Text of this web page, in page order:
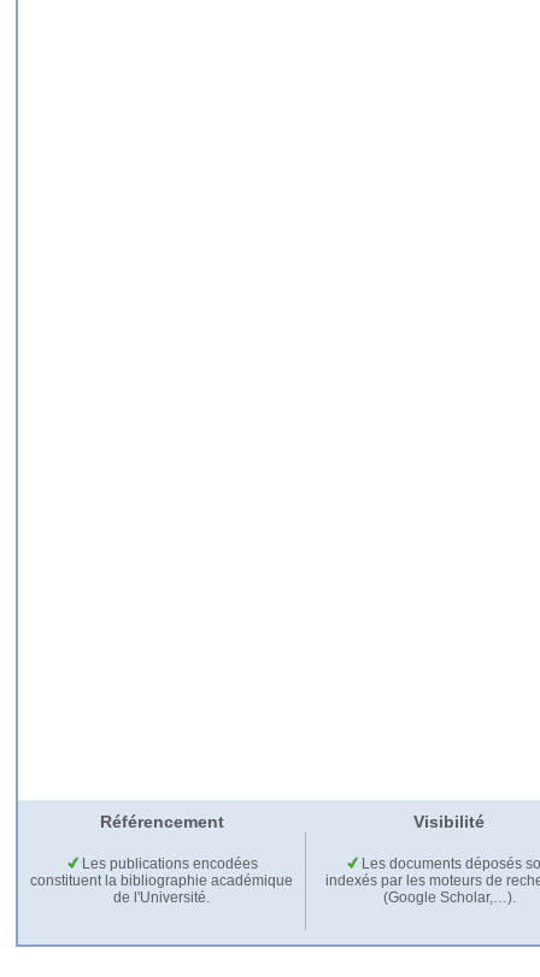
Référencement Visibilité
Les publications encodées
constituent la bibliographie académique
de l'Université.
Les documents déposés
indexés par les moteurs de
(Google Scholar,…).